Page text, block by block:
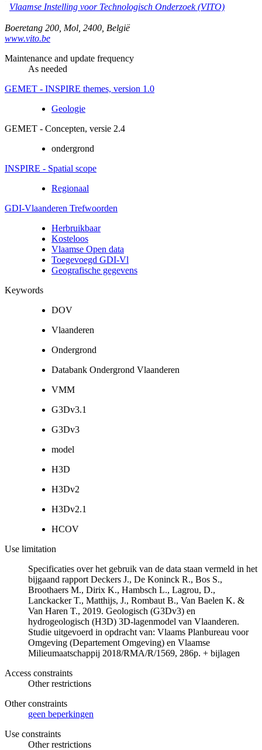
Vlaamse Instelling voor Technologisch Onderzoek (VITO)
Boeretang 200 Mol 2400 België
www.vito.be
Maintenance and update frequency
As needed
GEMET - INSPIRE themes, version 1.0
Geologie
GEMET - Concepten, versie 2.4
ondergrond
INSPIRE - Spatial scope
Regionaal
GDI-Vlaanderen Trefwoorden
Herbruikbaar
Kosteloos
Vlaamse Open data
Toegevoegd GDI-Vl
Geografische gegevens
Keywords
DOV
Vlaanderen
Ondergrond
Databank Ondergrond Vlaanderen
VMM
G3Dv3.1
G3Dv3
model
H3D
H3Dv2
H3Dv2.1
HCOV
Use limitation
Specificaties over het gebruik van de data staan vermeld in het
bijgaand rapport Deckers J., De Koninck R., Bos S.,
Broothaers M., Dirix K., Hambsch L., Lagrou, D.,
Lanckacker T., Matthijs, J., Rombaut B., Van Baelen K. &
Van Haren T., 2019. Geologisch (G3Dv3) en
hydrogeologisch (H3D) 3D-lagenmodel van Vlaanderen.
Studie uitgevoerd in opdracht van: Vlaams Planbureau voor
Omgeving (Departement Omgeving) en Vlaamse
Milieumaatschappij 2018/RMA/R/1569, 286p. + bijlagen
Access constraints
Other restrictions
Other constraints
geen beperkingen
Use constraints
Other restrictions